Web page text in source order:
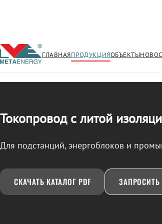
ГЛАВНАЯПРОДУКЦИЯОБЪЕКТЫ
← Продукция/ТОКОПРОВОД
Токопровод с литой
Для подстанций, энергоблоков и
СКАЧАТЬ КАТАЛОГ PDF ЗАПРОСИТЬ